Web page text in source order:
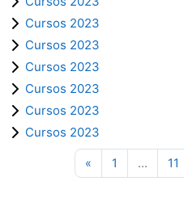
Cursos 2023
Cursos 2023
Cursos 2023
Cursos 2023
Cursos 2023
Cursos 2023
«Página anterior
1 Página 1
… 11